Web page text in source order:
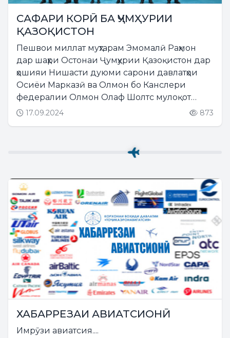
САФАРИ КОРӢ БА ҶУМҲУРИИ
ҚАЗОҚИСТОН
Пешвои миллат муҳтарам Эмомалӣ Раҳмон
дар шаҳри Остонаи Ҷумҳурии Қазоқистон дар
ҳошияи Нишасти дуюми сарони давлатҳои
Осиёи Марказӣ ва Олмон бо Канслери
федералии Олмон Олаф Шолтс мулоқот
намуданд....
17.09.2024 873
ХАБАРРЕЗАИ АВИАТСИОНӢ
Имрӯзи авиатсия....